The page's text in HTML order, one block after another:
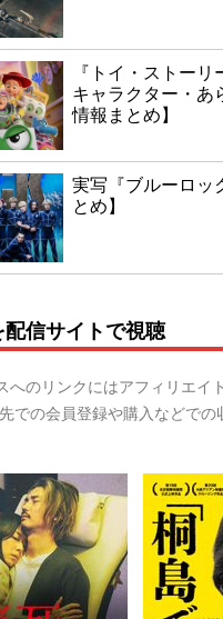
『トイ・ストーリ
キャラクター・あ
情報まとめ】
実写『ブルーロッ
とめ】
信サイトで視聴
へのリンクにはアフィリエイ
での会員登録や購入などで